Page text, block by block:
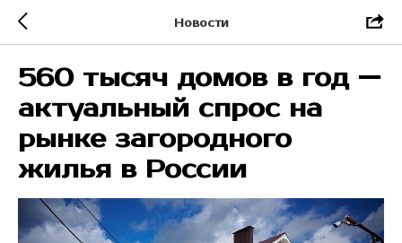
Новости
560 тысяч домов в год —
актуальный спрос на
рынке загородного
жилья в России